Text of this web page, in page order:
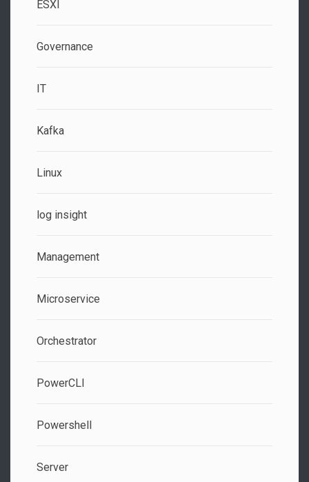
ESXI
Governance
IT
Kafka
Linux
log insight
Management
Microservice
Orchestrator
PowerCLI
Powershell
Server